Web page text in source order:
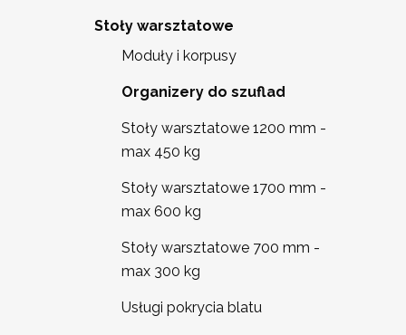
Stoły warsztatowe
Moduły i korpusy
Organizery do szuflad
Stoły warsztatowe 1200 mm -
max 450 kg
Stoły warsztatowe 1700 mm -
max 600 kg
Stoły warsztatowe 700 mm -
max 300 kg
Usługi pokrycia blatu